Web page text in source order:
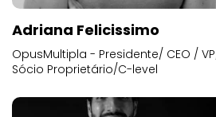
Adriana Felicissimo
OpusMultipla - Presidente/ CEO /
Sócio Proprietário/C-level